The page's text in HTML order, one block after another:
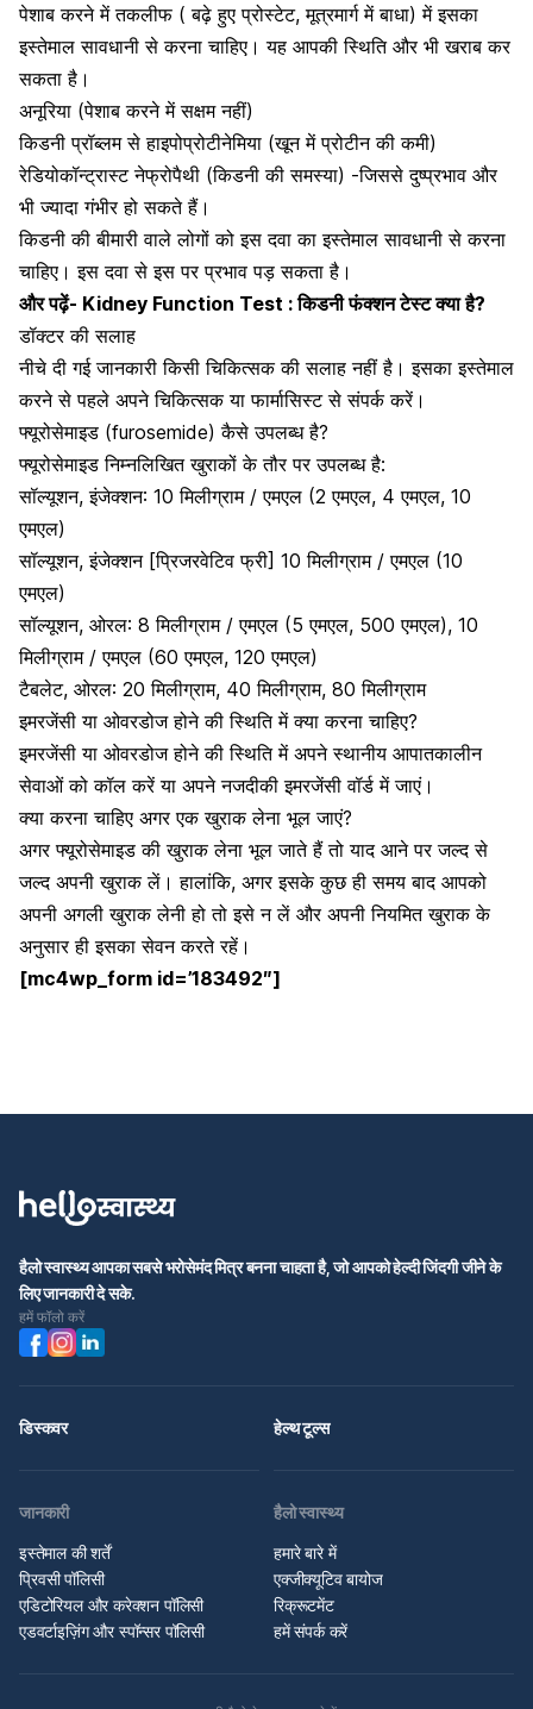
पेशाब करने में तकलीफ ( बढ़े हुए प्रोस्टेट, मूत्रमार्ग में बाधा) में इसका
इस्तेमाल सावधानी से करना चाहिए। यह आपकी स्थिति और भी खराब कर
सकता है।
अनूरिया (पेशाब करने में सक्षम नहीं)
किडनी प्रॉब्लम से हाइपोप्रोटीनेमिया (खून में प्रोटीन की कमी)
रेडियोकॉन्ट्रास्ट नेफ्रोपैथी (किडनी की समस्या) -जिससे दुष्प्रभाव और
भी ज्यादा गंभीर हो सकते हैं।
किडनी की बीमारी वाले लोगों को इस दवा का इस्तेमाल सावधानी से करना
चाहिए। इस दवा से इस पर प्रभाव पड़ सकता है।
और पढ़ें- Kidney Function Test : किडनी फंक्शन टेस्ट क्या है?
डॉक्टर की सलाह
नीचे दी गई जानकारी किसी चिकित्सक की सलाह नहीं है। इसका इस्तेमाल
करने से पहले अपने चिकित्सक या फार्मासिस्ट से संपर्क करें।
फ्यूरोसेमाइड (furosemide) कैसे उपलब्ध है?
फ्यूरोसेमाइड निम्नलिखित खुराकों के तौर पर उपलब्ध है:
सॉल्यूशन, इंजेक्शन: 10 मिलीग्राम / एमएल (2 एमएल, 4 एमएल, 10
एमएल)
सॉल्यूशन, इंजेक्शन [प्रिजरवेटिव फ्री] 10 मिलीग्राम / एमएल (10
एमएल)
सॉल्यूशन, ओरल: 8 मिलीग्राम / एमएल (5 एमएल, 500 एमएल), 10
मिलीग्राम / एमएल (60 एमएल, 120 एमएल)
टैबलेट, ओरल: 20 मिलीग्राम, 40 मिलीग्राम, 80 मिलीग्राम
इमरजेंसी या ओवरडोज होने की स्थिति में क्या करना चाहिए?
इमरजेंसी या ओवरडोज होने की स्थिति में अपने स्थानीय आपातकालीन
सेवाओं को कॉल करें या अपने नजदीकी इमरजेंसी वॉर्ड में जाएं।
क्या करना चाहिए अगर एक खुराक लेना भूल जाएं?
अगर फ्यूरोसेमाइड की खुराक लेना भूल जाते हैं तो याद आने पर जल्द से
जल्द अपनी खुराक लें। हालांकि, अगर इसके कुछ ही समय बाद आपको
अपनी अगली खुराक लेनी हो तो इसे न लें और अपनी नियमित खुराक के
अनुसार ही इसका सेवन करते रहें।
[mc4wp_form id=’183492″]
हैलो स्वास्थ्य आपका सबसे भरोसेमंद मित्र बनना चाहता है, जो आपको हेल्दी जिंदगी जीने के
लिए जानकारी दे सके.
हमें फॉलो करें
डिस्कवर हेल्थ टूल्स
जानकारी
इस्तेमाल की शर्तें
प्रिवसी पॉलिसी
एडिटोरियल और करेक्शन पॉलिसी
एडवर्टाइज़िंग और स्पॉन्सर पॉलिसी
हैलो स्वास्थ्य
हमारे बारे में
एक्जीक्यूटिव बायोज
रिक्रूटमेंट
हमें संपर्क करें